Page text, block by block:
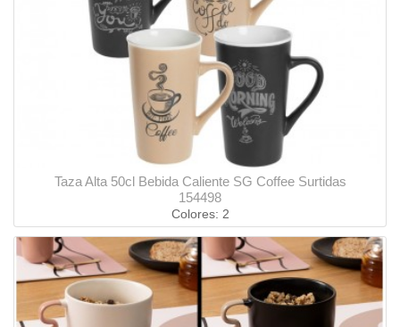
Taza Alta 50cl Bebida Caliente SG Coffee Surtidas
154498
Colores: 2